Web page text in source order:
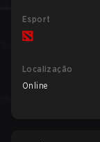
Esport
Localização
Online